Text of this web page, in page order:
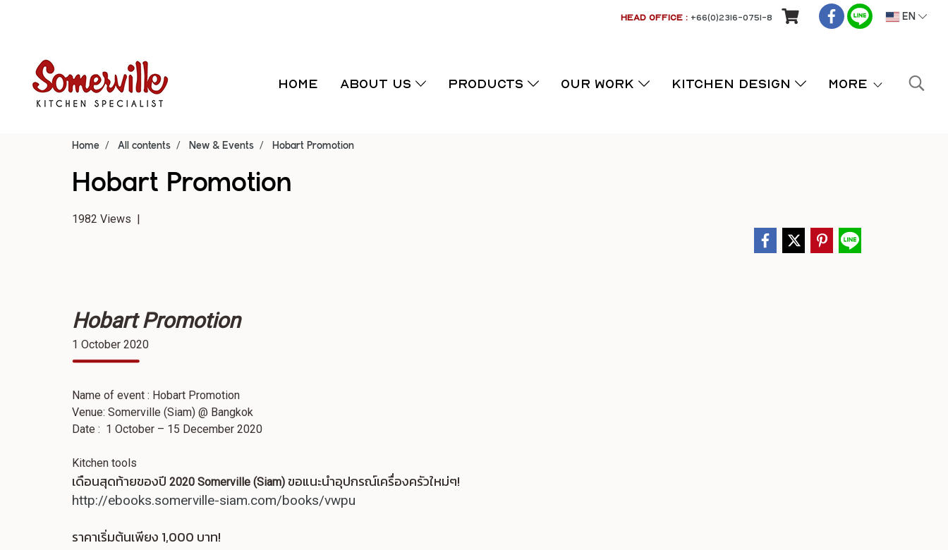
HEAD OFFICE : +66(0)2316-0751-8 EN
HOME ABOUT US PRODUCTS OUR WORK KITCHEN DESIGN More
Home All contents New & Events Hobart Promotion
Hobart Promotion
1982 Views |
Hobart Promotion
1 October 2020
Name of event : Hobart Promotion
Venue: Somerville (Siam) @ Bangkok
Date : 1 October – 15 December 2020
Kitchen tools
เดือนสุดท้ายของปี 2020 Somerville (Siam) ขอแนะนำอุปกรณ์เครื่องครัวใหม่ๆ!
http://ebooks.somerville-siam.com/books/vwpu
ราคาเริ่มต้นเพียง 1,000 บาท!